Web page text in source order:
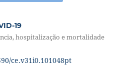
19
hospitalização e mortalidade
ce.v31i0.101048pt